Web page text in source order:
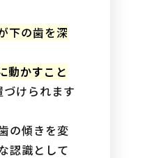
下の歯を深
動かすこと
けられます
の傾きを変
認識として